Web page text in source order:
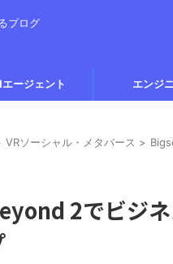
ブログ
ージェント エンジ
VRソーシャル・メタバース >
2でビジ